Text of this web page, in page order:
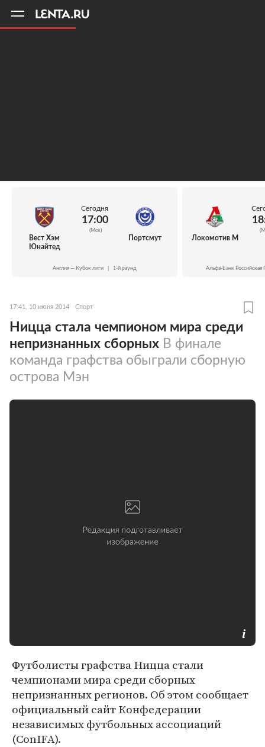
Вест Хэм
Юнайтед
Сегодня
17:00
(Мск)
Портсмут
Англия — Кубок лиги 1-й раунд
Локомотив М
Альфа-Банк Российская
17:41, 10 июня 2014 Спорт
Ницца стала чемпионом мира среди
непризнанных сборных В финале
команда графства обыграли сборную
острова Мэн
Футболисты графства Ницца стали
чемпионами мира среди сборных
непризнанных регионов. Об этом сообщает
официальный сайт Конфедерации
независимых футбольных ассоциаций
(ConIFA).